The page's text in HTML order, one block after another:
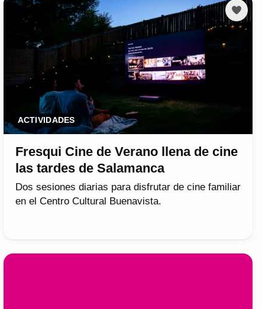
ACTIVIDADES
Fresqui Cine de Verano llena de cine
las tardes de Salamanca
Dos sesiones diarias para disfrutar de cine familiar
en el Centro Cultural Buenavista.